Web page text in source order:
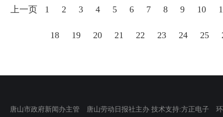
上一页 1 2 3 4 5 6 7 8 9 10
18 19 20 21 22 23 24 25
唐山市政府新闻办主管 唐山劳动日报社主办 技术支持:方正电子